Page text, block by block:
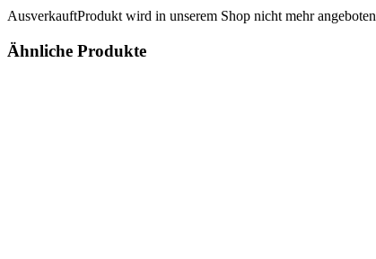
AusverkauftProdukt wird in unserem Shop nicht mehr angeboten
Ähnliche Produkte